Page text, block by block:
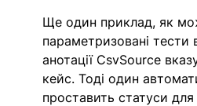
Ще один приклад, як
параметризовані тести
анотації СsvSource
кейс. Тоді один
проставить статуси